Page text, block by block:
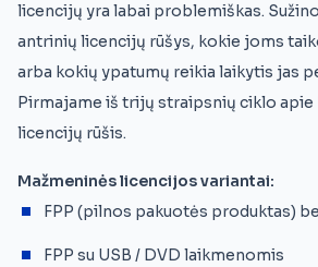
licencijų yra labai problemiškas.
antrinių licencijų rūšys, kokie joms
arba kokių ypatumų reikia laikytis jas
Pirmajame iš trijų straipsnių ciklo
licencijų rūšis.
Mažmeninės licencijos variantai:
FPP (pilnos pakuotės produktas)
FPP su USB / DVD laikmenomis